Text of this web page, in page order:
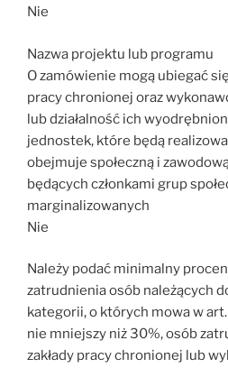
Nie
Nazwa projektu lub programu
O zamówienie mogą ubiegać
pracy chronionej oraz
lub działalność ich
jednostek, które będą
obejmuje społeczną i
będących członkami grup
marginalizowanych
Nie
Należy podać minimalny
zatrudnienia osób należących
kategorii, o których mowa w
nie mniejszy niż 30%, osób
zakłady pracy chronionej lub